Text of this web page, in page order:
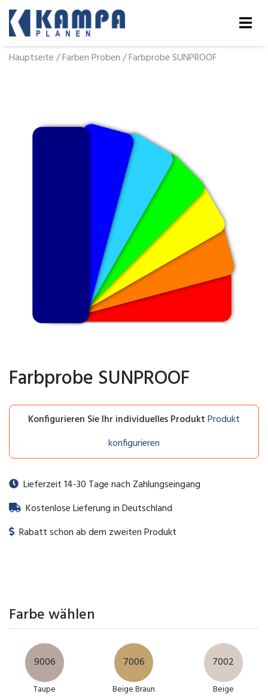
Hauptseite/Farben Proben/Farbprobe SUNPROOF
Farbprobe SUNPROOF
Konfigurieren Sie Ihr individuelles ProduktProdukt
konfigurieren
Lieferzeit 14-30 Tage nach Zahlungseingang
Kostenlose Lieferung in Deutschland
Rabatt schon ab dem zweiten Produkt
Farbe wählen
9006
Taupe
7006
Beige Braun
7002
Beige